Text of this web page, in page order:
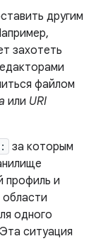
другим
захотеть
файлом
или URI
за которым
профиль и
одного
ситуация